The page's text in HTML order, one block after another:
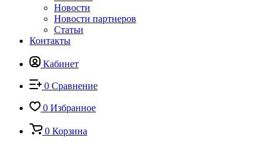
Новости
Новости партнеров
Статьи
Контакты
Кабинет
0 Сравнение
0 Избранное
0 Корзина